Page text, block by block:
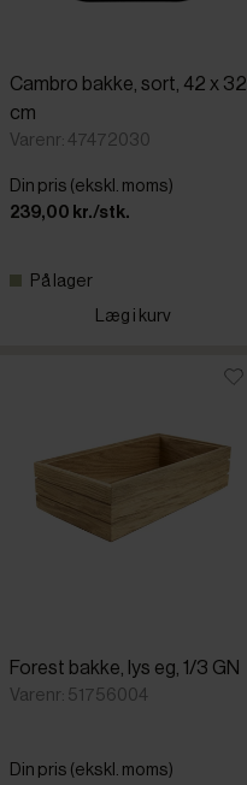
Cambro bakke, sort, 42 x 32
cm
Varenr: 47472030
Din pris (ekskl. moms)
239,00 kr./stk.
På lager
Læg i kurv
Forest bakke, lys eg, 1/3 GN
Varenr: 51756004
Din pris (ekskl. moms)